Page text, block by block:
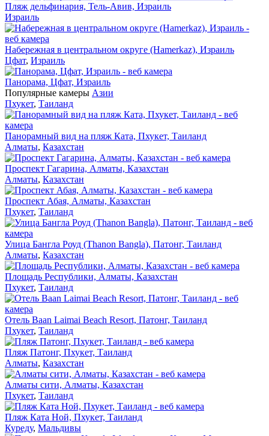
Пляж дельфинария, Тель-Авив, Израиль
Израиль
Набережная в центральном округе (Hamerkaz), Израиль
Цфат, Израиль
Панорама, Цфат, Израиль
Популярные камеры Азии
Пхукет, Таиланд
Панорамный вид на пляж Ката, Пхукет, Таиланд
Алматы, Казахстан
Проспект Гагарина, Алматы, Казахстан
Алматы, Казахстан
Проспект Абая, Алматы, Казахстан
Пхукет, Таиланд
Улица Бангла Роуд (Thanon Bangla), Патонг, Таиланд
Алматы, Казахстан
Площадь Республики, Алматы, Казахстан
Пхукет, Таиланд
Отель Baan Laimai Beach Resort, Патонг, Таиланд
Пхукет, Таиланд
Пляж Патонг, Пхукет, Таиланд
Алматы, Казахстан
Алматы сити, Алматы, Казахстан
Пхукет, Таиланд
Пляж Ката Ной, Пхукет, Таиланд
Куреду, Мальдивы